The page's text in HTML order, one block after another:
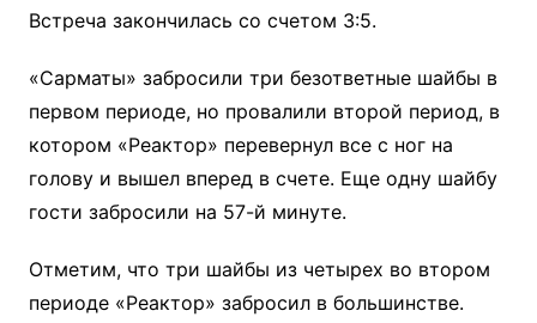
Встреча закончилась со счетом 3:5.
«Сарматы» забросили три безответные шайбы в
первом периоде, но провалили второй период, в
котором «Реактор» перевернул все с ног на
голову и вышел вперед в счете. Еще одну шайбу
гости забросили на 57-й минуте.
Отметим, что три шайбы из четырех во втором
периоде «Реактор» забросил в большинстве.